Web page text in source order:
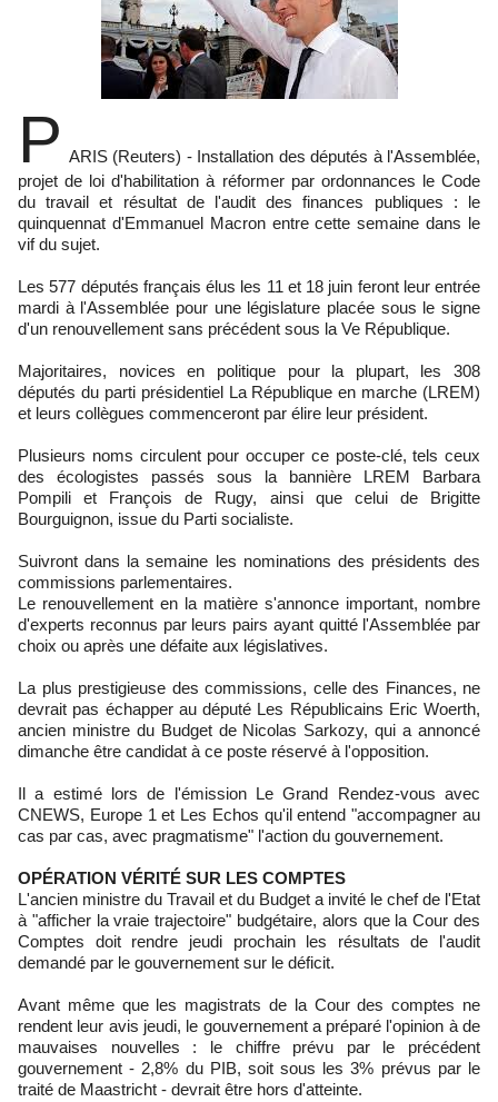
P ARIS (Reuters) - Installation des députés à l'Assemblée,
projet de loi d'habilitation à réformer par ordonnances le Code
du travail et résultat de l'audit des finances publiques : le
quinquennat d'Emmanuel Macron entre cette semaine dans le
vif du sujet.
Les 577 députés français élus les 11 et 18 juin feront leur entrée
mardi à l'Assemblée pour une législature placée sous le signe
d'un renouvellement sans précédent sous la Ve République.
Majoritaires, novices en politique pour la plupart, les 308
députés du parti présidentiel La République en marche (LREM)
et leurs collègues commenceront par élire leur président.
Plusieurs noms circulent pour occuper ce poste-clé, tels ceux
des écologistes passés sous la bannière LREM Barbara
Pompili et François de Rugy, ainsi que celui de Brigitte
Bourguignon, issue du Parti socialiste.
Suivront dans la semaine les nominations des présidents des
commissions parlementaires.
Le renouvellement en la matière s'annonce important, nombre
d'experts reconnus par leurs pairs ayant quitté l'Assemblée par
choix ou après une défaite aux législatives.
La plus prestigieuse des commissions, celle des Finances, ne
devrait pas échapper au député Les Républicains Eric Woerth,
ancien ministre du Budget de Nicolas Sarkozy, qui a annoncé
dimanche être candidat à ce poste réservé à l'opposition.
Il a estimé lors de l'émission Le Grand Rendez-vous avec
CNEWS, Europe 1 et Les Echos qu'il entend "accompagner au
cas par cas, avec pragmatisme" l'action du gouvernement.
OPÉRATION VÉRITÉ SUR LES COMPTES
L'ancien ministre du Travail et du Budget a invité le chef de l'Etat
à "afficher la vraie trajectoire" budgétaire, alors que la Cour des
Comptes doit rendre jeudi prochain les résultats de l'audit
demandé par le gouvernement sur le déficit.
Avant même que les magistrats de la Cour des comptes ne
rendent leur avis jeudi, le gouvernement a préparé l'opinion à de
mauvaises nouvelles : le chiffre prévu par le précédent
gouvernement - 2,8% du PIB, soit sous les 3% prévus par le
traité de Maastricht - devrait être hors d'atteinte.